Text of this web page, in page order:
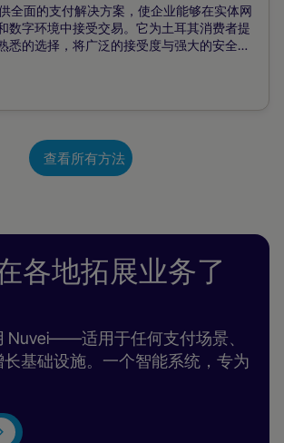
全面的支付解决方案，使企业能够在实体网
数字环境中接受交易。它为土耳其消费者提
悉的选择，将广泛的接受度与强大的安全性
于现场购物，也适用于网上购物。
查看所有方法
各地拓展业务了
Nuvei——适用于任何支付场景、
基础设施。一个智能系统，专为